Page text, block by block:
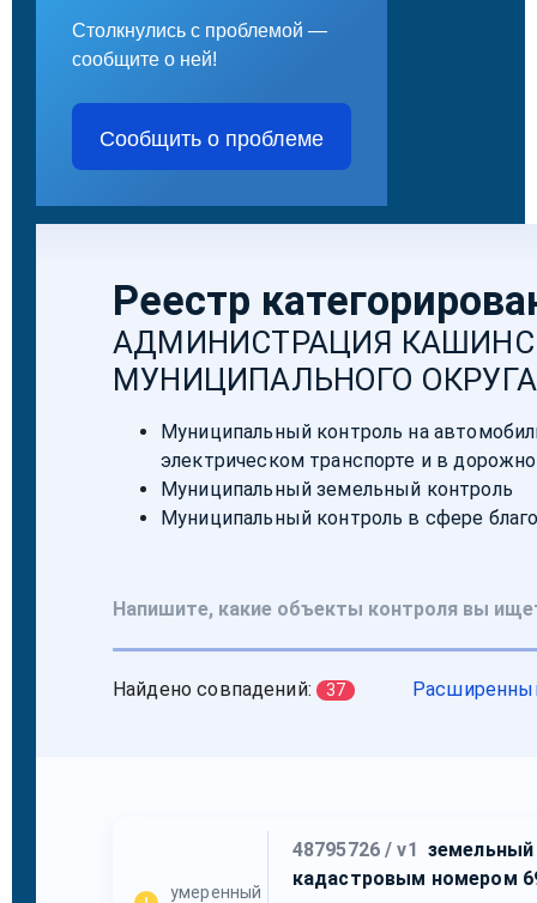
Столкнулись с проблемой —
сообщите о ней!
Сообщить о проблеме